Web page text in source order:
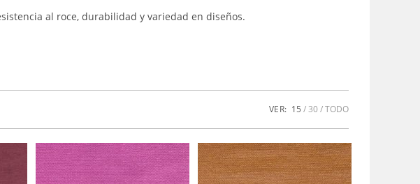
al roce, durabilidad y variedad en diseños.
VER: 15 30 TODO